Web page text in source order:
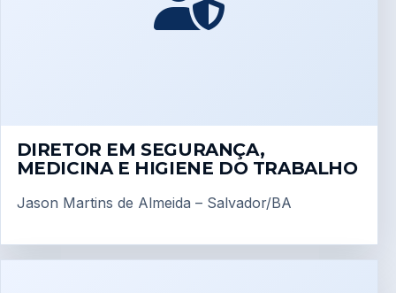
DIRETOR EM SEGURANÇA,
MEDICINA E HIGIENE DO TRABALHO
Jason Martins de Almeida – Salvador/BA